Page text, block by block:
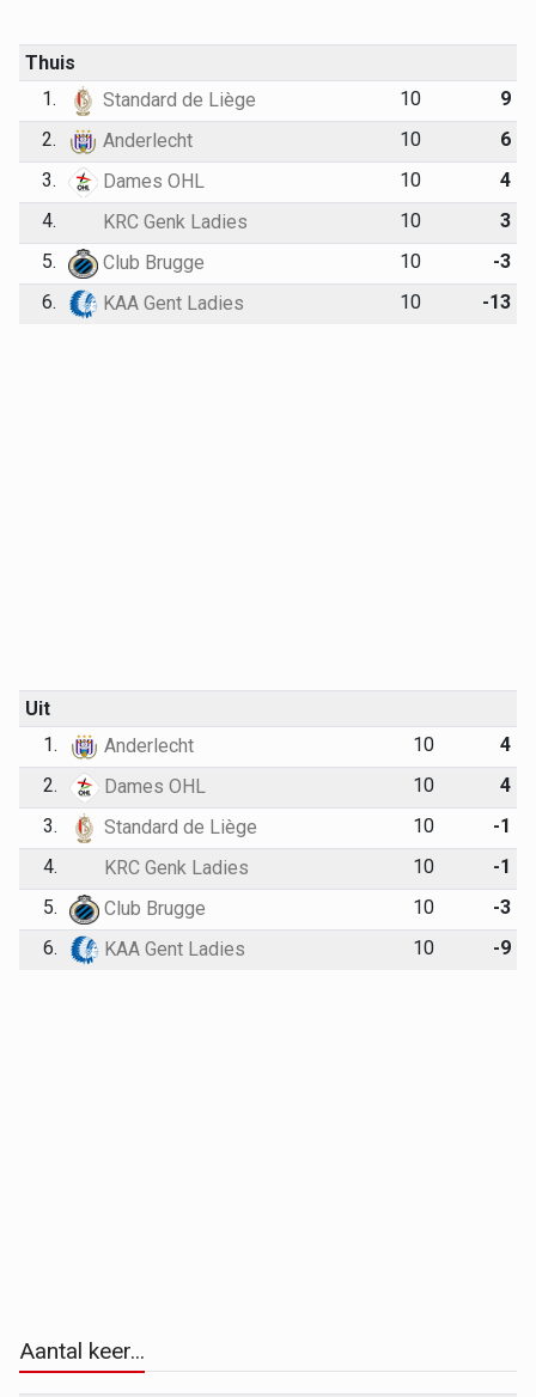
Thuis
1.
Standard de Liège 10
9
2.
Anderlecht 10
6
3.
Dames OHL 10
4
4.
KRC Genk Ladies 10
3
5.
Club Brugge 10
-3
6.
KAA Gent Ladies 10 -13
Uit
1.
Anderlecht 10
4
2.
Dames OHL 10
4
3.
Standard de Liège 10
-1
4.
KRC Genk Ladies 10
-1
5.
Club Brugge 10
-3
6.
KAA Gent Ladies 10 -9
Aantal keer...